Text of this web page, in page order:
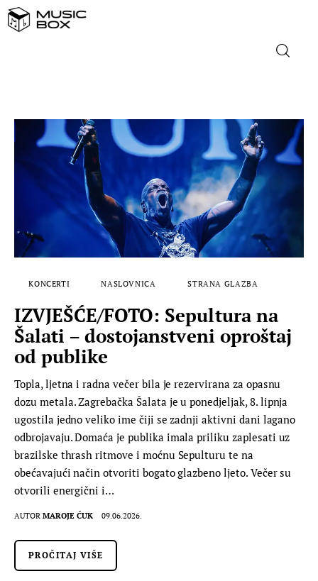
DOMAĆA GLAZBA
STRANA GLAZBA
FILM
MUSIC BOX
KONCERTI NASLOVNICA STRANA GLAZBA
IZVJEŠĆE/FOTO: Sepultura na
Šalati – dostojanstveni oproštaj
od publike
Topla, ljetna i radna večer bila je rezervirana za opasnu
dozu metala. Zagrebačka Šalata je u ponedjeljak, 8. lipnja
ugostila jedno veliko ime čiji se zadnji aktivni dani lagano
odbrojavaju. Domaća je publika imala priliku zaplesati uz
brazilske thrash ritmove i moćnu Sepulturu te na
obećavajući način otvoriti bogato glazbeno ljeto. Večer su
otvorili energični i…
AUTOR MAROJE ĆUK 09.06.2026.
PROČITAJ VIŠE